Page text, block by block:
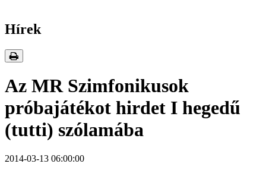
Hírek
Az MR Szimfonikusok
próbajátékot hirdet I hegedű
(tutti) szólamába
2014-03-13 06:00:00